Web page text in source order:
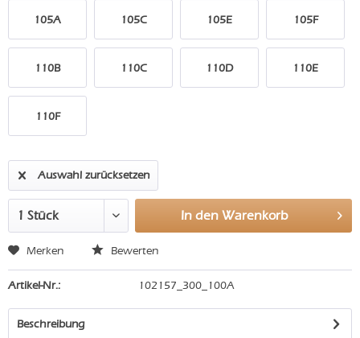
105A 105C 105E 105F
110B 110C 110D 110E
110F
Auswahl zurücksetzen
In den Warenkorb
Merken Bewerten
Artikel-Nr.: 102157_300_100A
Beschreibung